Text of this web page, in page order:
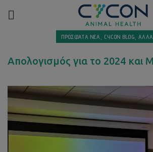
ΠΡΟΣΦΑΤΑ ΝΕΑ, CYCON BLOG,
Απολογισμός για το 2024 και